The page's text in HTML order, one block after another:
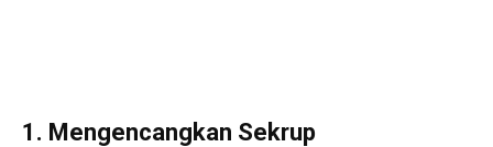
1. Mengencangkan Sekrup